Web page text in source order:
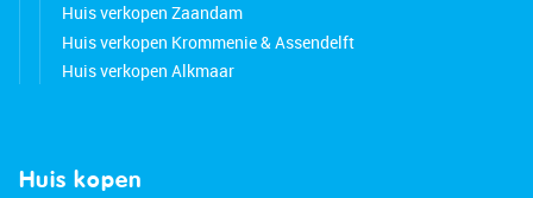
Huis verkopen Zaandam
Huis verkopen Krommenie & Assendelft
Huis verkopen Alkmaar
Huis kopen